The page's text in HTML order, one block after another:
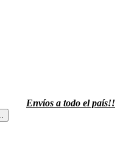
Envíos a todo el país!!